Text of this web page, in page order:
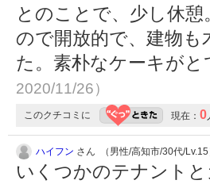
とのことで、少し休
ので開放的で、建物
た。素朴なケーキが
2020/11/26）
このクチコミに 現在： 0
ハイフン さん （男性/高知市/30代/Lv.15
いくつかのテナント